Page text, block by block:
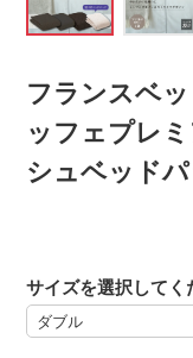
フランスベ
ッフェプレ
シュベッド
サイズを選択してく